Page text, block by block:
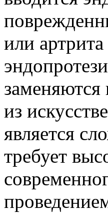
или
заменяются
из
является
требует